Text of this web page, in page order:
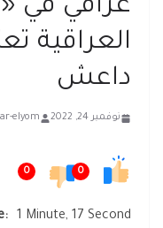
عراقي في
العراقية
داعش
نوفمبر 24, 2022 elyom
0
0
1 Minute, 17 Second